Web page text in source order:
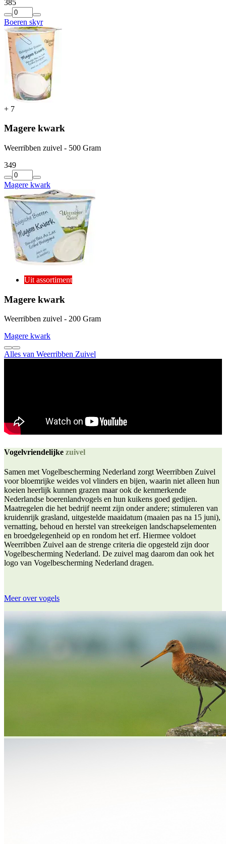
385
Boeren skyr
+ 7
Magere kwark
Weerribben zuivel - 500 Gram
349
Magere kwark
Uit assortiment
Magere kwark
Weerribben zuivel - 200 Gram
Magere kwark
Alles van Weerribben Zuivel
Vogelvriendelijke zuivel
Samen met Vogelbescherming Nederland zorgt Weerribben Zuivel
voor bloemrijke weides vol vlinders en bijen, waarin niet alleen hun
koeien heerlijk kunnen grazen maar ook de kenmerkende
Nederlandse boerenlandvogels en hun kuikens goed gedijen.
Maatregelen die het bedrijf neemt zijn onder andere; stimuleren van
kruidenrijk grasland, uitgestelde maaidatum (maaien pas na 15 juni),
vernatting, behoud en herstel van streekeigen landschapselementen
en broedgelegenheid op en rondom het erf. Hiermee voldoet
Weerribben Zuivel aan de strenge criteria die opgesteld zijn door
Vogelbescherming Nederland. De zuivel mag daarom dan ook het
logo van Vogelbescherming Nederland dragen.
Meer over vogels